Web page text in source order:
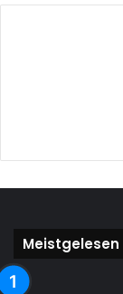
Meistgelesen